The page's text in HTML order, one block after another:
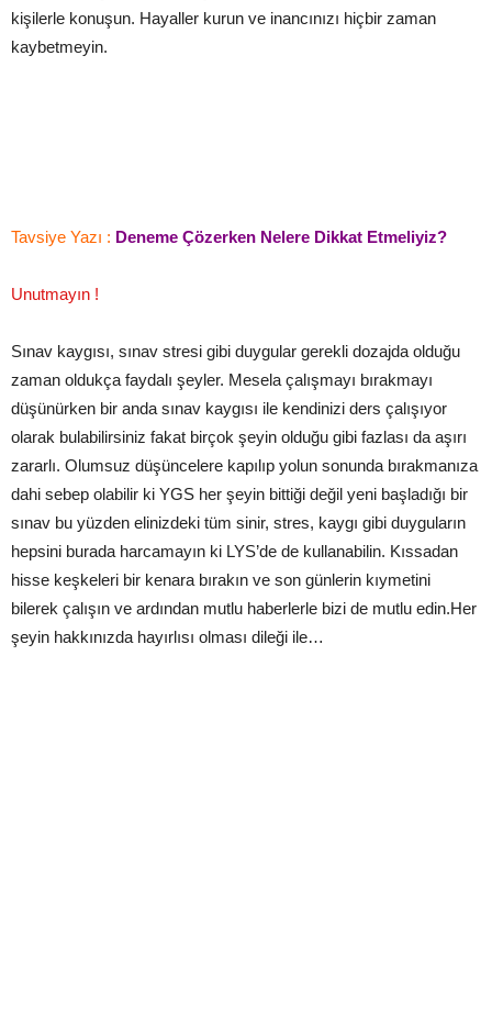
kişilerle konuşun. Hayaller kurun ve inancınızı hiçbir zaman
kaybetmeyin.
Tavsiye Yazı : Deneme Çözerken Nelere Dikkat Etmeliyiz?
Unutmayın !
Sınav kaygısı, sınav stresi gibi duygular gerekli dozajda olduğu
zaman oldukça faydalı şeyler. Mesela çalışmayı bırakmayı
düşünürken bir anda sınav kaygısı ile kendinizi ders çalışıyor
olarak bulabilirsiniz fakat birçok şeyin olduğu gibi fazlası da aşırı
zararlı. Olumsuz düşüncelere kapılıp yolun sonunda bırakmanıza
dahi sebep olabilir ki YGS her şeyin bittiği değil yeni başladığı bir
sınav bu yüzden elinizdeki tüm sinir, stres, kaygı gibi duyguların
hepsini burada harcamayın ki LYS’de de kullanabilin. Kıssadan
hisse keşkeleri bir kenara bırakın ve son günlerin kıymetini
bilerek çalışın ve ardından mutlu haberlerle bizi de mutlu edin.Her
şeyin hakkınızda hayırlısı olması dileği ile…